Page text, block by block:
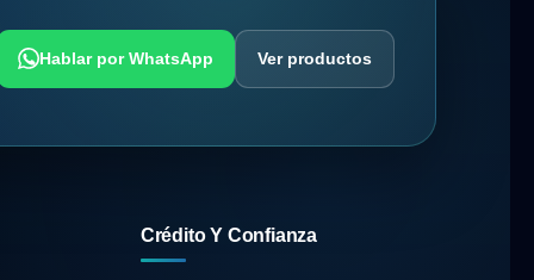
Hablar por WhatsApp Ver productos
Crédito Y Confianza